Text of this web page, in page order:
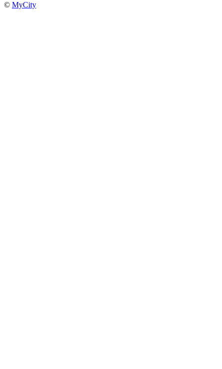
© MyCity